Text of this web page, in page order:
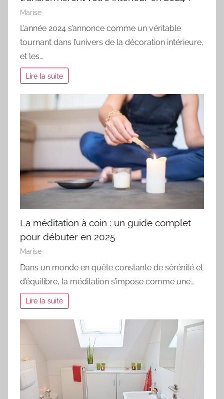
Marise
L’année 2024 s’annonce comme un véritable
tournant dans l’univers de la décoration intérieure,
et les…
Lire la suite
La méditation à coin : un guide complet
pour débuter en 2025
Marise
Dans un monde en quête constante de sérénité et
d’équilibre, la méditation s’impose comme une…
Lire la suite